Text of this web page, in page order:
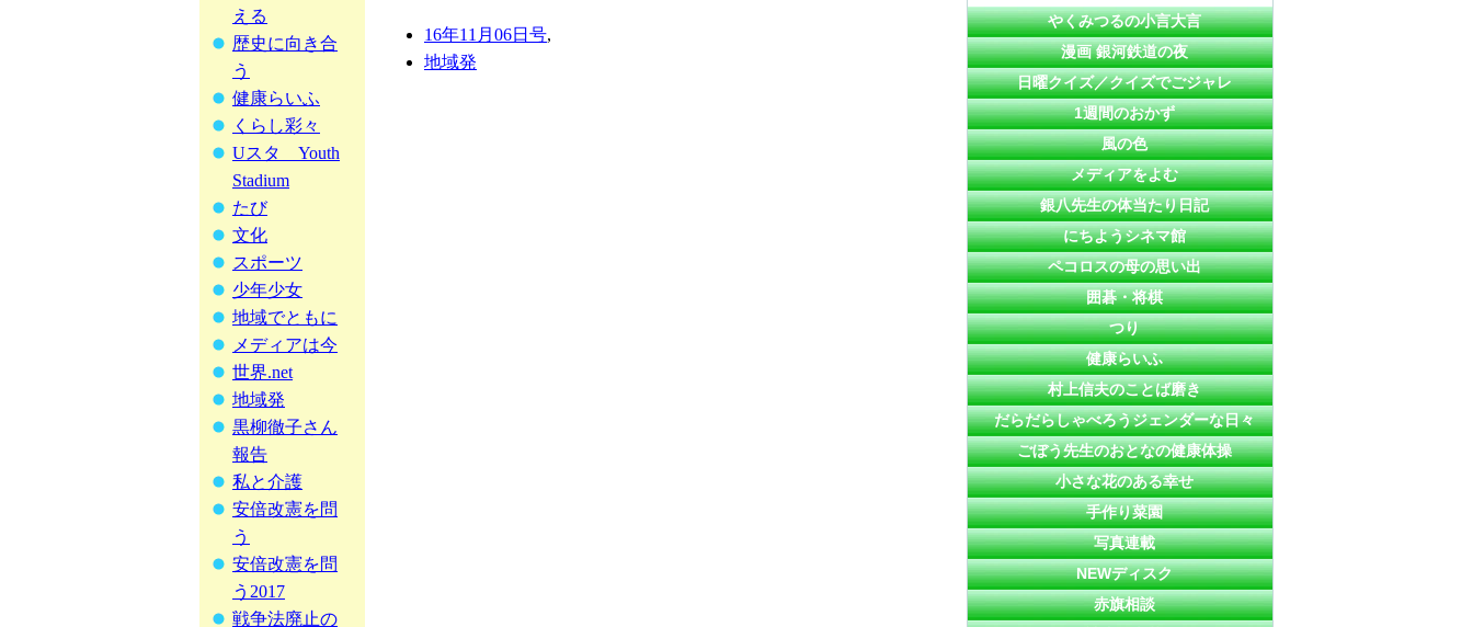
える
歴史に向き合
う
健康らいふ
くらし彩々
Uスタ Youth
Stadium
たび
文化
スポーツ
少年少女
地域でともに
メディアは今
世界.net
地域発
黒柳徹子さん
報告
私と介護
安倍改憲を問
う
安倍改憲を問
う2017
戦争法廃止の
16年11月06日号,
地域発
やくみつるの小言大言
漫画 銀河鉄道の夜
日曜クイズ／クイズでごジャレ
1週間のおかず
風の色
メディアをよむ
銀八先生の体当たり日記
にちようシネマ館
ペコロスの母の思い出
囲碁・将棋
つり
健康らいふ
村上信夫のことば磨き
だらだらしゃべろうジェンダーな日々
ごぼう先生のおとなの健康体操
小さな花のある幸せ
手作り菜園
写真連載
NEWディスク
赤旗相談